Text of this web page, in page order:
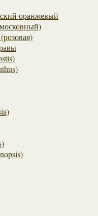
оранжевый